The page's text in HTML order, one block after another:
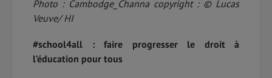
Photo : Cambodge_Channa copyright : © Lucas
Veuve/ HI
#school4all : faire progresser le droit à
l’éducation pour tous